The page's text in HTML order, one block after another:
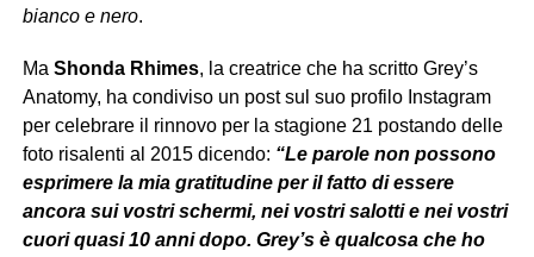
bianco e nero.
Ma Shonda Rhimes, la creatrice che ha scritto Grey’s
Anatomy, ha condiviso un post sul suo profilo Instagram
per celebrare il rinnovo per la stagione 21 postando delle
foto risalenti al 2015 dicendo: “Le parole non possono
esprimere la mia gratitudine per il fatto di essere
ancora sui vostri schermi, nei vostri salotti e nei vostri
cuori quasi 10 anni dopo. Grey’s è qualcosa che ho